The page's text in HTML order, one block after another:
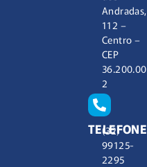
Andradas,
112 –
Centro –
CEP
36.200.00
2
TELEFONE
(32)
99125-
2295